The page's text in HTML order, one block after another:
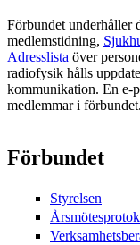
Förbundet underhåller
medlemstidning,
Adresslista över
radiofysik hålls
kommunikation. En e-
medlemmar i förbundet.
Förbundet
Styrelsen